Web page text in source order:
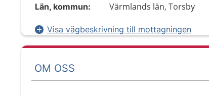
Län, kommun: Värmlands län, Torsby
Visa vägbeskrivning till mottagningen
OM OSS